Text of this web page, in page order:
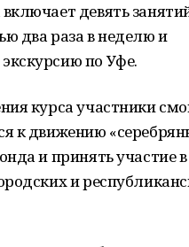
девять
два раза в неделю и
по Уфе.
курса участники
к движению
и принять участие в
и